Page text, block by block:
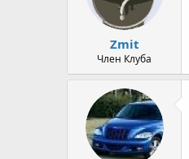
Zmit
Член Клуба